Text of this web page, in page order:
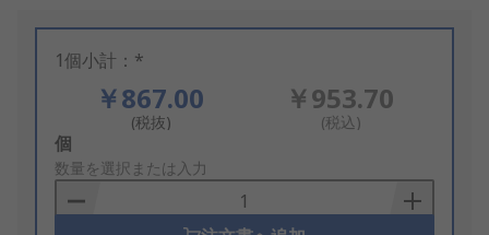
1個小計：*
￥867.00
(税抜)
￥953.70
(税込)
Add
to
Basket
個
数量を選択または入力